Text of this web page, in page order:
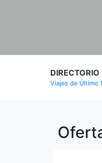
Viajes de Último